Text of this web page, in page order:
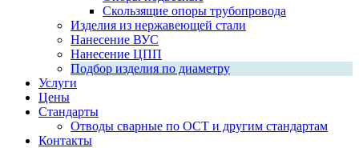
Скользящие опоры трубопровода
Изделия из нержавеющей стали
Нанесение ВУС
Нанесение ЦПП
Подбор изделия по диаметру
Услуги
Цены
Стандарты
Отводы сварные по ОСТ и другим стандартам
Контакты